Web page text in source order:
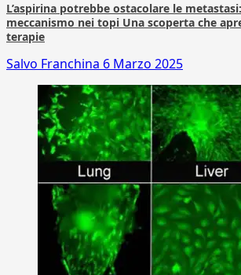
L’aspirina potrebbe ostacolare le
meccanismo nei topi Una scoperta che
terapie
Salvo Franchina 6 Marzo 2025